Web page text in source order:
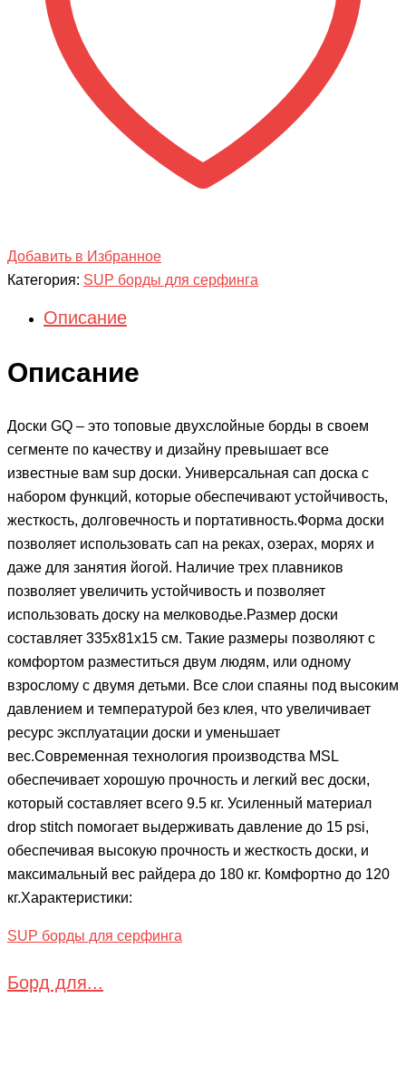
Добавить в Избранное
Категория: SUP борды для серфинга
Описание
Описание
Доски GQ – это топовые двухслойные борды в своем
сегменте по качеству и дизайну превышает все
известные вам sup доски. Универсальная сап доска с
набором функций, которые обеспечивают устойчивость,
жесткость, долговечность и портативность.Форма доски
позволяет использовать сап на реках, озерах, морях и
даже для занятия йогой. Наличие трех плавников
позволяет увеличить устойчивость и позволяет
использовать доску на мелководье.Размер доски
составляет 335х81х15 см. Такие размеры позволяют с
комфортом разместиться двум людям, или одному
взрослому с двумя детьми. Все слои спаяны под высоким
давлением и температурой без клея, что увеличивает
ресурс эксплуатации доски и уменьшает
вес.Современная технология производства MSL
обеспечивает хорошую прочность и легкий вес доски,
который составляет всего 9.5 кг. Усиленный материал
drop stitch помогает выдерживать давление до 15 psi,
обеспечивая высокую прочность и жесткость доски, и
максимальный вес райдера до 180 кг. Комфортно до 120
кг.Характеристики:
SUP борды для серфинга
Борд для...